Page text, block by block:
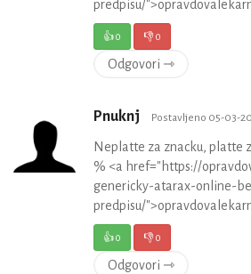
predpisu/
👍0 👎0
Odgovori ⇾
Pnuknj Postavljeno 05-03-
Neplatte za znacku, platte
% <a href="https://
genericky-atarax-online-
predpisu/
👍0 👎0
Odgovori ⇾